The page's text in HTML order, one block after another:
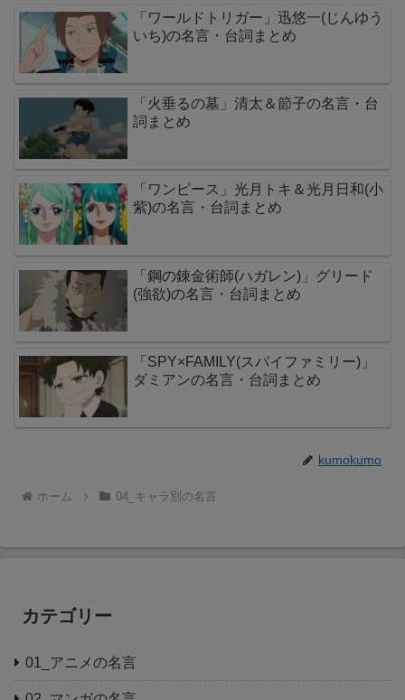
「ワールドトリガー」迅悠一(じんゆう
いち)の名言・台詞まとめ
「火垂るの墓」清太＆節子の名言・台
詞まとめ
「ワンピース」光月トキ＆光月日和(小
紫)の名言・台詞まとめ
「鋼の錬金術師(ハガレン)」グリード
(強欲)の名言・台詞まとめ
「SPY×FAMILY(スパイファミリー)」
ダミアンの名言・台詞まとめ
kumokumo
ホーム 04_キャラ別の名言
カテゴリー
01_アニメの名言